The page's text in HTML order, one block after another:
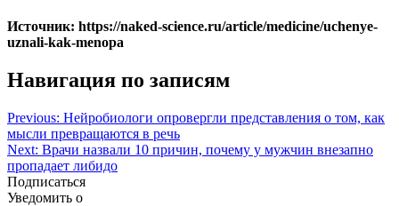
Источник: https://naked-science.ru/article/medicine/uchenye-
uznali-kak-menopa
Навигация по записям
Previous: Нейробиологи опровергли представления о том, как
мысли превращаются в речь
Next: Врачи назвали 10 причин, почему у мужчин внезапно
пропадает либидо
Подписаться
Уведомить о